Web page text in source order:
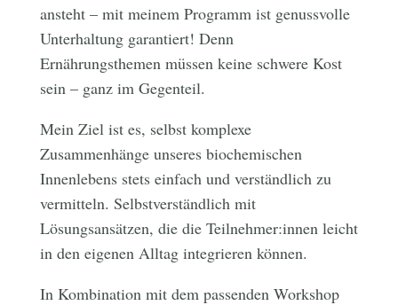
ansteht – mit meinem Programm ist genussvolle
Unterhaltung garantiert! Denn
Ernährungsthemen müssen keine schwere Kost
sein – ganz im Gegenteil.
Mein Ziel ist es, selbst komplexe
Zusammenhänge unseres biochemischen
Innenlebens stets einfach und verständlich zu
vermitteln. Selbstverständlich mit
Lösungsansätzen, die die Teilnehmer:innen leicht
in den eigenen Alltag integrieren können.
In Kombination mit dem passenden Workshop